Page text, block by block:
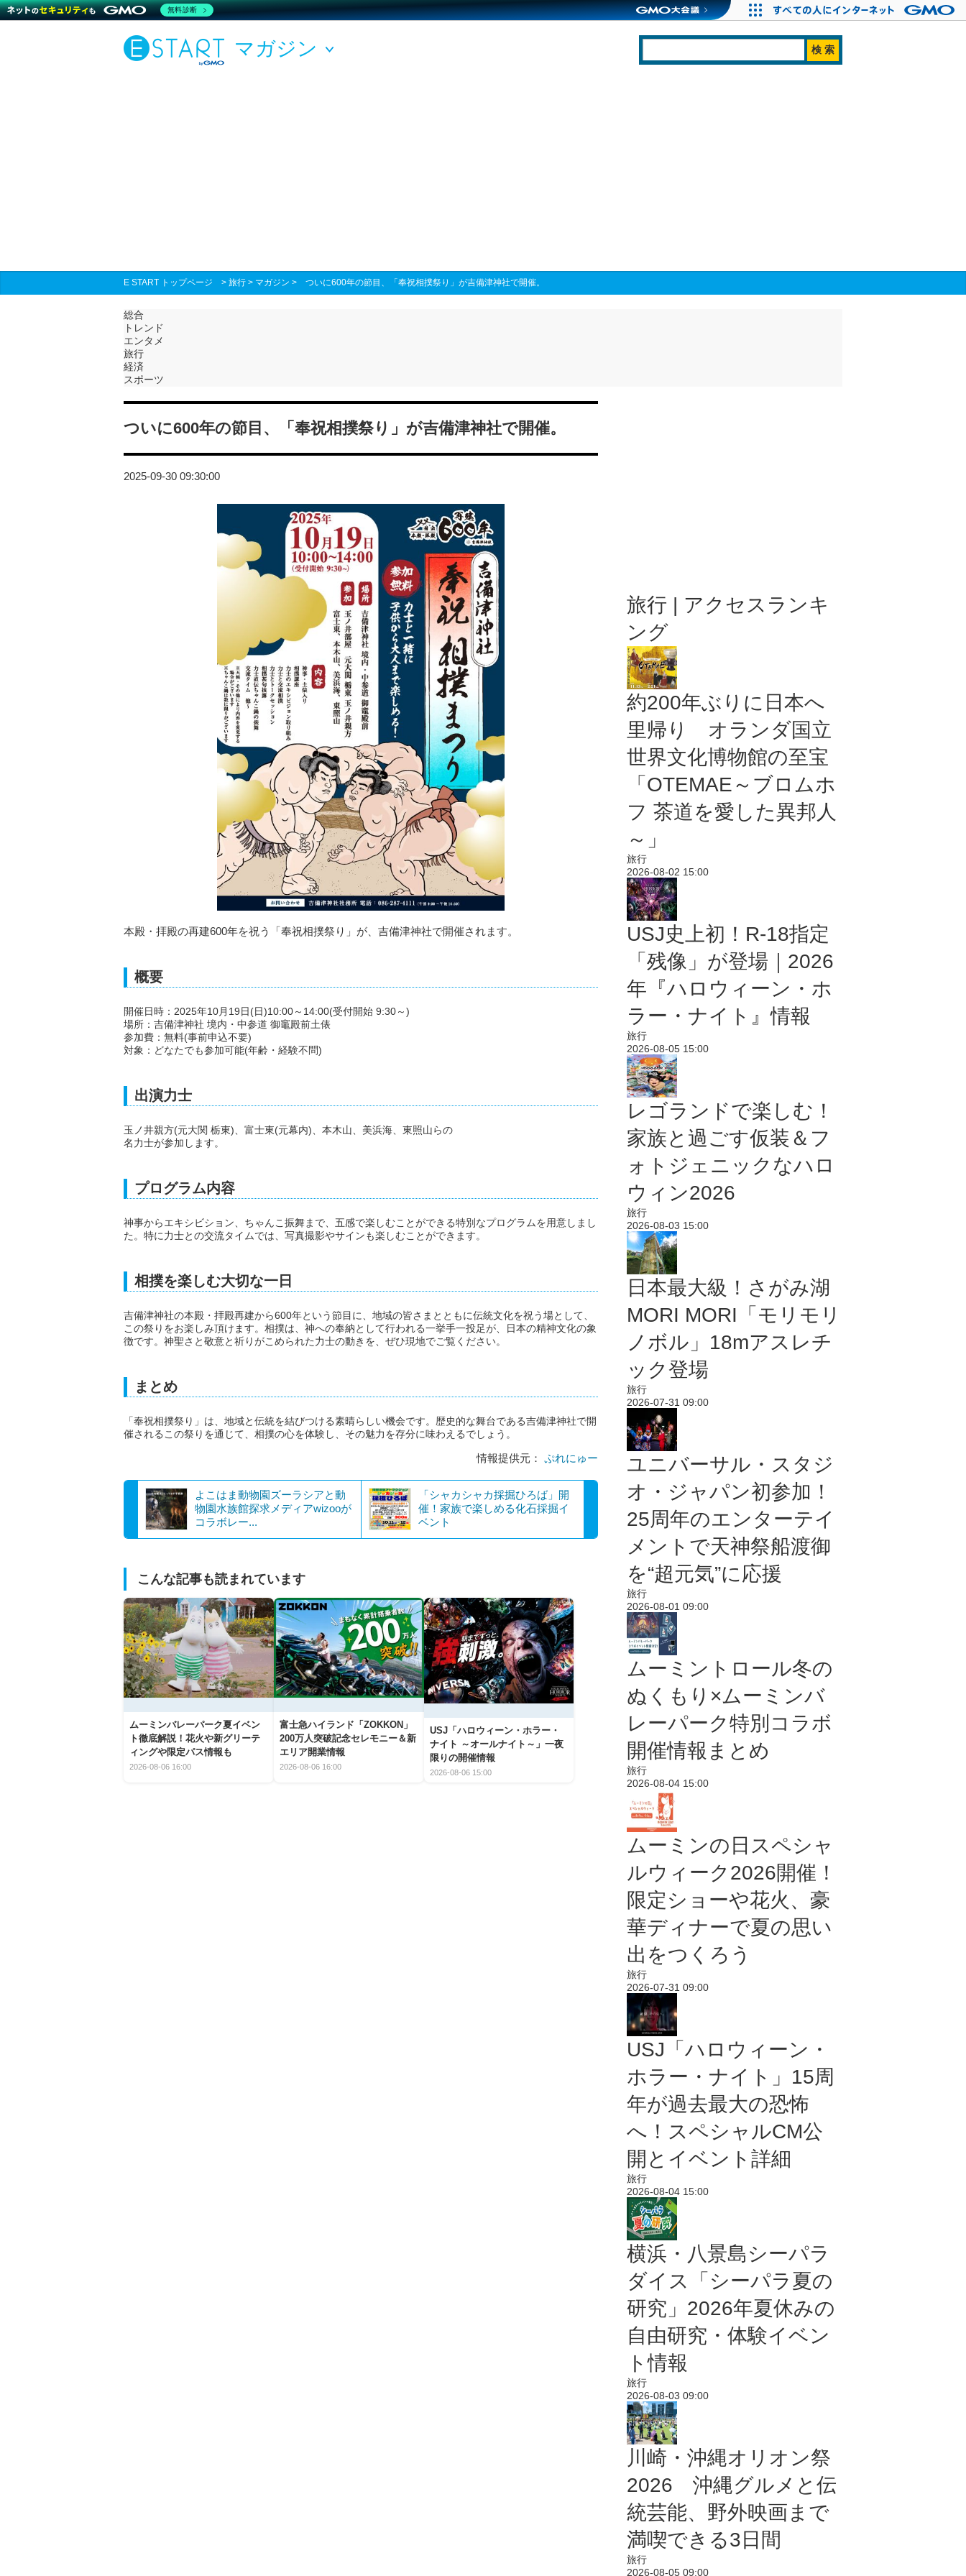
マガジン
E START トップページ > 旅行 > マガジン > ついに600年の節目、「奉祝相撲祭り」が吉備津神社で開催。
総合
トレンド
エンタメ
旅行
経済
スポーツ
ついに600年の節目、「奉祝相撲祭り」が吉備津神社で開催。
2025-09-30 09:30:00
本殿・拝殿の再建600年を祝う「奉祝相撲祭り」が、吉備津神社で開催されます。
概要
開催日時：2025年10月19日(日)10:00～14:00(受付開始 9:30～)
場所：吉備津神社 境内・中参道 御竈殿前土俵
参加費：無料(事前申込不要)
対象：どなたでも参加可能(年齢・経験不問)
出演力士
玉ノ井親方(元大関 栃東)、富士東(元幕内)、本木山、美浜海、東照山らの
名力士が参加します。
プログラム内容
神事からエキシビション、ちゃんこ振舞まで、五感で楽しむことができる特別なプログラムを用意しまし
た。特に力士との交流タイムでは、写真撮影やサインも楽しむことができます。
相撲を楽しむ大切な一日
吉備津神社の本殿・拝殿再建から600年という節目に、地域の皆さまとともに伝統文化を祝う場として、
この祭りをお楽しみ頂けます。相撲は、神への奉納として行われる一挙手一投足が、日本の精神文化の象
徴です。神聖さと敬意と祈りがこめられた力士の動きを、ぜひ現地でご覧ください。
まとめ
「奉祝相撲祭り」は、地域と伝統を結びつける素晴らしい機会です。歴史的な舞台である吉備津神社で開
催されるこの祭りを通じて、相撲の心を体験し、その魅力を存分に味わえるでしょう。
情報提供元： ぷれにゅー
よこはま動物園ズーラシアと動
物園水族館探求メディアwizooが
コラボレー...
「シャカシャカ採掘ひろば」開
催！家族で楽しめる化石採掘イ
ベント
こんな記事も読まれています
ムーミンバレーパーク夏イベン
ト徹底解説！花火や新グリーテ
ィングや限定パス情報も
2026-08-06 16:00
富士急ハイランド「ZOKKON」
200万人突破記念セレモニー＆新
エリア開業情報
2026-08-06 16:00
USJ「ハロウィーン・ホラー・
ナイト ～オールナイト～」一夜
限りの開催情報
2026-08-06 15:00
旅行 | アクセスランキ
ング
約200年ぶりに日本へ
里帰り オランダ国立
世界文化博物館の至宝
「OTEMAE～ブロムホ
フ 茶道を愛した異邦人
～」
旅行
2026-08-02 15:00
USJ史上初！R-18指定
「残像」が登場｜2026
年『ハロウィーン・ホ
ラー・ナイト』情報
旅行
2026-08-05 15:00
レゴランドで楽しむ！
家族と過ごす仮装＆フ
ォトジェニックなハロ
ウィン2026
旅行
2026-08-03 15:00
日本最大級！さがみ湖
MORI MORI「モリモリ
ノボル」18mアスレチ
ック登場
旅行
2026-07-31 09:00
ユニバーサル・スタジ
オ・ジャパン初参加！
25周年のエンターテイ
メントで天神祭船渡御
を“超元気”に応援
旅行
2026-08-01 09:00
ムーミントロール冬の
ぬくもり×ムーミンバ
レーパーク特別コラボ
開催情報まとめ
旅行
2026-08-04 15:00
ムーミンの日スペシャ
ルウィーク2026開催！
限定ショーや花火、豪
華ディナーで夏の思い
出をつくろう
旅行
2026-07-31 09:00
USJ「ハロウィーン・
ホラー・ナイト」15周
年が過去最大の恐怖
へ！スペシャルCM公
開とイベント詳細
旅行
2026-08-04 15:00
横浜・八景島シーパラ
ダイス「シーパラ夏の
研究」2026年夏休みの
自由研究・体験イベン
ト情報
旅行
2026-08-03 09:00
川崎・沖縄オリオン祭
2026 沖縄グルメと伝
統芸能、野外映画まで
満喫できる3日間
旅行
2026-08-05 09:00
無料診断